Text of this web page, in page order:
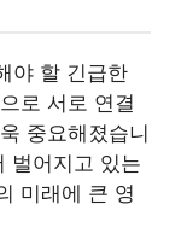
야 할 긴급한
로 서로 연결
중요해졌습니
벌어지고 있는
미래에 큰 영